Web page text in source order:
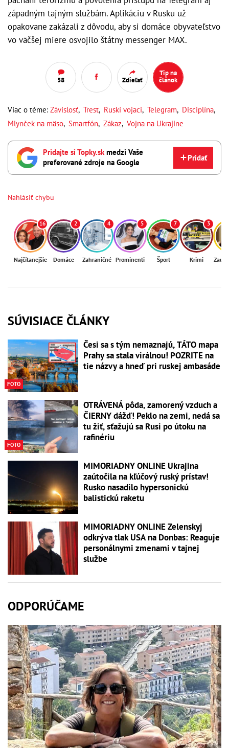
západným tajným službám. Aplikáciu v Rusku už
opakovane zakázali z dôvodu, aby si domáce obyvateľstvo
vo väčšej miere osvojilo štátny messenger MAX.
58 Zdieľať
Tip na
článok
Viac o téme: Závislosť, Trest, Ruskí vojaci, Telegram, Disciplína,
Mlynček na mäso, Smartfón, Zákaz, Vojna na Ukrajine
Pridajte si Topky.skmedzi Vaše
preferované zdroje na Google
Pridať
Nahlásiť chybu
16
Najčítanejšie
2
Domáce
4
Zahraničné
5
Prominenti
7
Šport
3
Krimi
SÚVISIACE ČLÁNKY
FOTO
Česi sa s tým nemaznajú, TÁTO mapa
Prahy sa stala virálnou! POZRITE na
tie názvy a hneď pri ruskej ambasáde
FOTO
OTRÁVENÁ pôda, zamorený vzduch a
ČIERNY dážď! Peklo na zemi, nedá sa
tu žiť, sťažujú sa Rusi po útoku na
rafinériu
MIMORIADNY ONLINE Ukrajina
zaútočila na kľúčový ruský prístav!
Rusko nasadilo hypersonickú
balistickú raketu
MIMORIADNY ONLINE Zelenskyj
odkrýva tlak USA na Donbas: Reaguje
personálnymi zmenami v tajnej
službe
ODPORÚČAME